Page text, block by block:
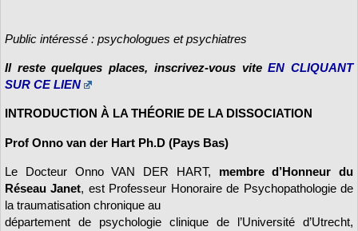
Public intéressé : psychologues et psychiatres
Il reste quelques places, inscrivez-vous viteEN CLIQUANT
SUR CE LIEN
INTRODUCTION À LA THÉORIE DE LA DISSOCIATION
Prof Onno van der Hart Ph.D (Pays Bas)
Le Docteur Onno VAN DER HART, membre d’Honneur du
Réseau Janet, est Professeur Honoraire de Psychopathologie de
la traumatisation chronique au
département de psychologie clinique de l’Université d’Utrecht,